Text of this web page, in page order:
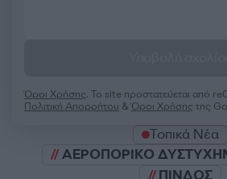
Όροι Χρήσης. Το site προστατεύεται από
Πολιτική Απορρήτου &Όροι Χρήσης της
Τοπικά Νέα
ΑΕΡΟΠΟΡΙΚΟ